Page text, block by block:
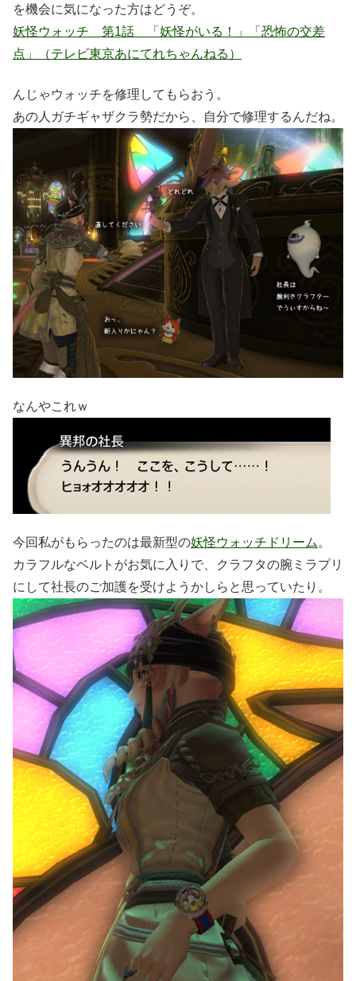
を機会に気になった方はどうぞ。
妖怪ウォッチ 第1話 「妖怪がいる！」「恐怖の交差
点」（テレビ東京あにてれちゃんねる）
んじゃウォッチを修理してもらおう。
あの人ガチギャザクラ勢だから、自分で修理するんだね。
なんやこれｗ
今回私がもらったのは最新型の妖怪ウォッチドリーム。
カラフルなベルトがお気に入りで、クラフタの腕ミラプリ
にして社長のご加護を受けようかしらと思っていたり。